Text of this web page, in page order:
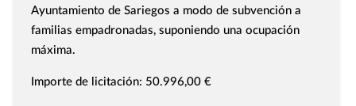
Ayuntamiento de Sariegos a modo de subvención a
familias empadronadas, suponiendo una ocupación
máxima.
Importe de licitación: 50.996,00 €